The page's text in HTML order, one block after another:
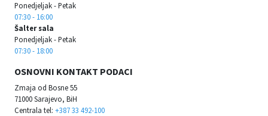
Ponedjeljak - Petak
07:30 - 16:00
Šalter sala
Ponedjeljak - Petak
07:30 - 18:00
OSNOVNI KONTAKT PODACI
Zmaja od Bosne 55
71000 Sarajevo, BiH
Centrala tel: +387 33 492-100